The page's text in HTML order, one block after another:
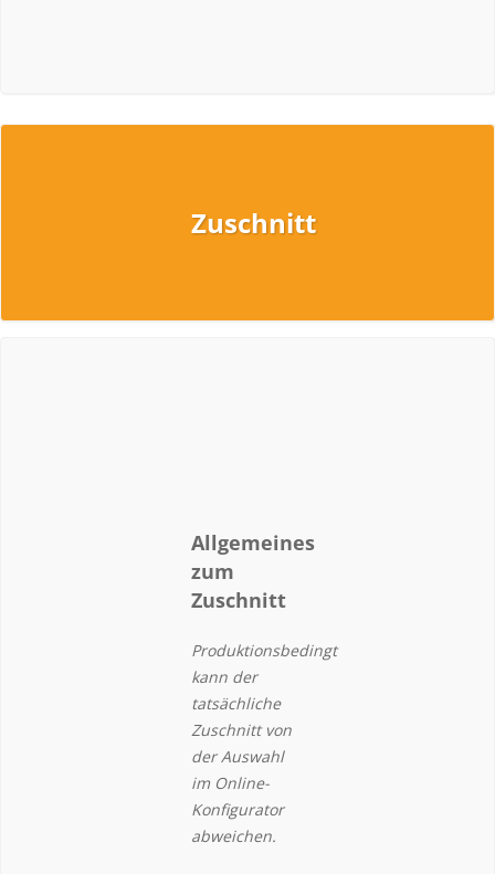
Zuschnitt
Allgemeines
zum
Zuschnitt
Produktionsbedingt
kann der
tatsächliche
Zuschnitt von
der Auswahl
im Online-
Konfigurator
abweichen.